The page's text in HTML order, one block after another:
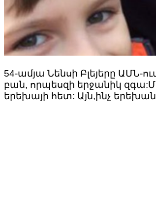
54-ամյա Նենսի Բլեյերը
բան, որպեսզի երջանիկ
երեխայի հետ: Այն,ինչ